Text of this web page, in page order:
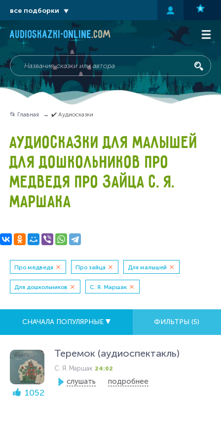
audioskazki-online.com
📂 Главная ✔️ Аудиосказки
АУДИОСКАЗКИ ДЛЯ МАЛЫШЕЙ
ДЛЯ ДОШКОЛЬНИКОВ ПРО
МЕДВЕДЯ ПРО ЗАЙЦА С. Я.
МАРШАКА
Про медведя Про зайца Для малышей
Для дошкольников С. Я. Маршак
СНАЧАЛА ПОПУЛЯРНЫЕ ФИЛЬТРЫ (5)
1052
Теремок (аудиоспектакль)
С. Я. Маршак 24:02
слушать подробнее
все подборки